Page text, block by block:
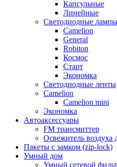
Капсульные
Линейные
Светодиодные лампы
Camelion
General
Robiton
Космос
Старт
Экономка
Светодиодные ленты
Camelion
Camelion mini
Экономка
Автоаксессуары
FM трансмиттер
Освежитель воздуха
Пакеты с замком (zip-lock)
Умный дом
Умный сетевой